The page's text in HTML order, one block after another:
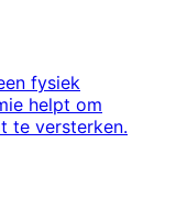
fysiek
helpt om
te versterken.